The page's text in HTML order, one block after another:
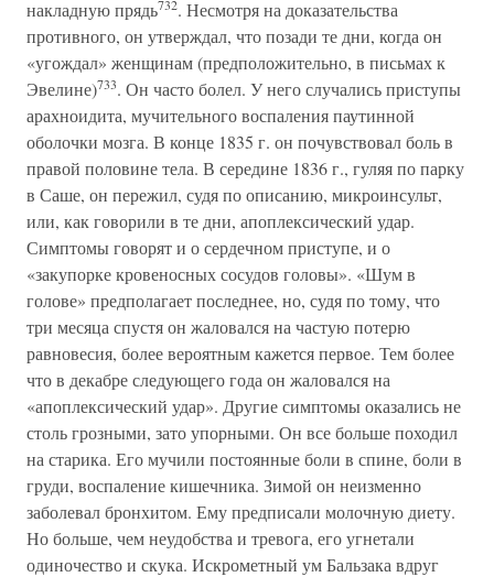
накладную прядь732. Несмотря на доказательства
противного, он утверждал, что позади те дни, когда он
«угождал» женщинам (предположительно, в письмах к
Эвелине)733. Он часто болел. У него случались приступы
арахноидита, мучительного воспаления паутинной
оболочки мозга. В конце 1835 г. он почувствовал боль в
правой половине тела. В середине 1836 г., гуляя по парку
в Саше, он пережил, судя по описанию, микроинсульт,
или, как говорили в те дни, апоплексический удар.
Симптомы говорят и о сердечном приступе, и о
«закупорке кровеносных сосудов головы». «Шум в
голове» предполагает последнее, но, судя по тому, что
три месяца спустя он жаловался на частую потерю
равновесия, более вероятным кажется первое. Тем более
что в декабре следующего года он жаловался на
«апоплексический удар». Другие симптомы оказались не
столь грозными, зато упорными. Он все больше походил
на старика. Его мучили постоянные боли в спине, боли в
груди, воспаление кишечника. Зимой он неизменно
заболевал бронхитом. Ему предписали молочную диету.
Но больше, чем неудобства и тревога, его угнетали
одиночество и скука. Искрометный ум Бальзака вдруг